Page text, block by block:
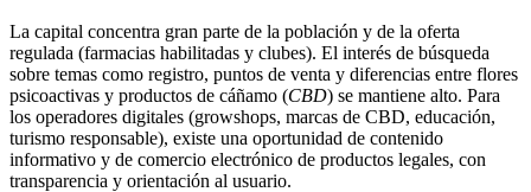
La capital concentra gran parte de la población y de la oferta
regulada (farmacias habilitadas y clubes). El interés de búsqueda
sobre temas como registro, puntos de venta y diferencias entre flores
psicoactivas y productos de cáñamo (CBD) se mantiene alto. Para
los operadores digitales (growshops, marcas de CBD, educación,
turismo responsable), existe una oportunidad de contenido
informativo y de comercio electrónico de productos legales, con
transparencia y orientación al usuario.